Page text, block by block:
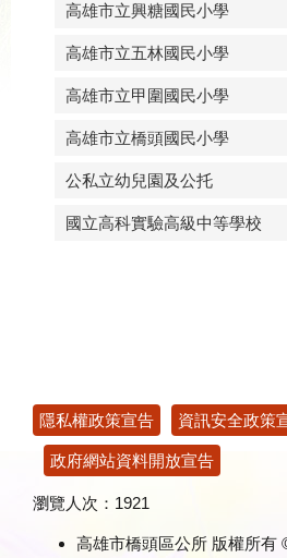
高雄市立興糖國民小學
高雄市立五林國民小學
高雄市立甲圍國民小學
高雄市立橋頭國民小學
公私立幼兒園及公托
國立高科實驗高級中等學校
隱私權政策宣告
資訊安全政策
政府網站資料開放宣告
瀏覽人次： 1921
高雄市橋頭區公所 版權所有